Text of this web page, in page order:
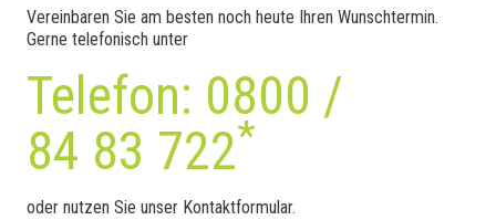
Vereinbaren Sie am besten noch heute Ihren Wunschtermin.
Gerne telefonisch unter
Telefon: 0800 /
84 83 722*
oder nutzen Sie unser Kontaktformular.